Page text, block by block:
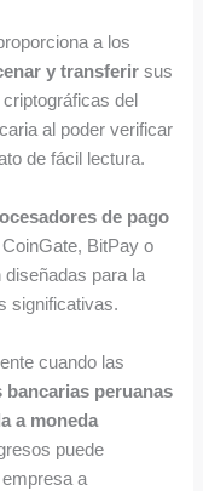
a los
y transferir sus
del
al poder verificar
de fácil lectura.
de pago
BitPay o
para la
significativas.
cuando las
bancarias peruanas
a moneda
puede
a